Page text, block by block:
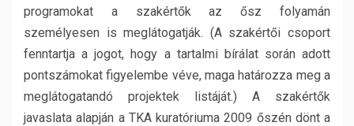
programokat a szakértők az ősz folyamán
személyesen is meglátogatják. (A szakértői csoport
fenntartja a jogot, hogy a tartalmi bírálat során adott
pontszámokat figyelembe véve, maga határozza meg a
meglátogatandó projektek listáját.) A szakértők
javaslata alapján a TKA kuratóriuma 2009 őszén dönt a